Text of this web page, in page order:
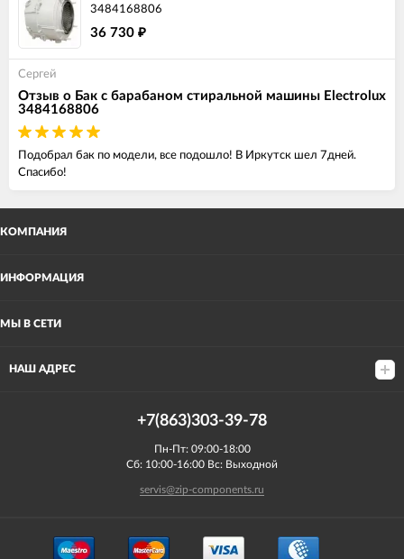
3484168806
36 730 ₽
Сергей
Отзыв о Бак с барабаном стиральной машины Electrolux
3484168806
Подобрал бак по модели, все подошло! В Иркутск шел 7дней.
Спасибо!
КОМПАНИЯ
ИНФОРМАЦИЯ
МЫ В СЕТИ
НАШ АДРЕС
+7(863)303-39-78
Пн-Пт: 09:00-18:00
Сб: 10:00-16:00 Вс: Выходной
servis@zip-components.ru